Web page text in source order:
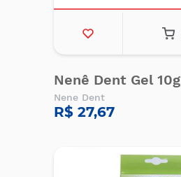
Nenê Dent Gel 10g
Nene Dent
R$ 27,67